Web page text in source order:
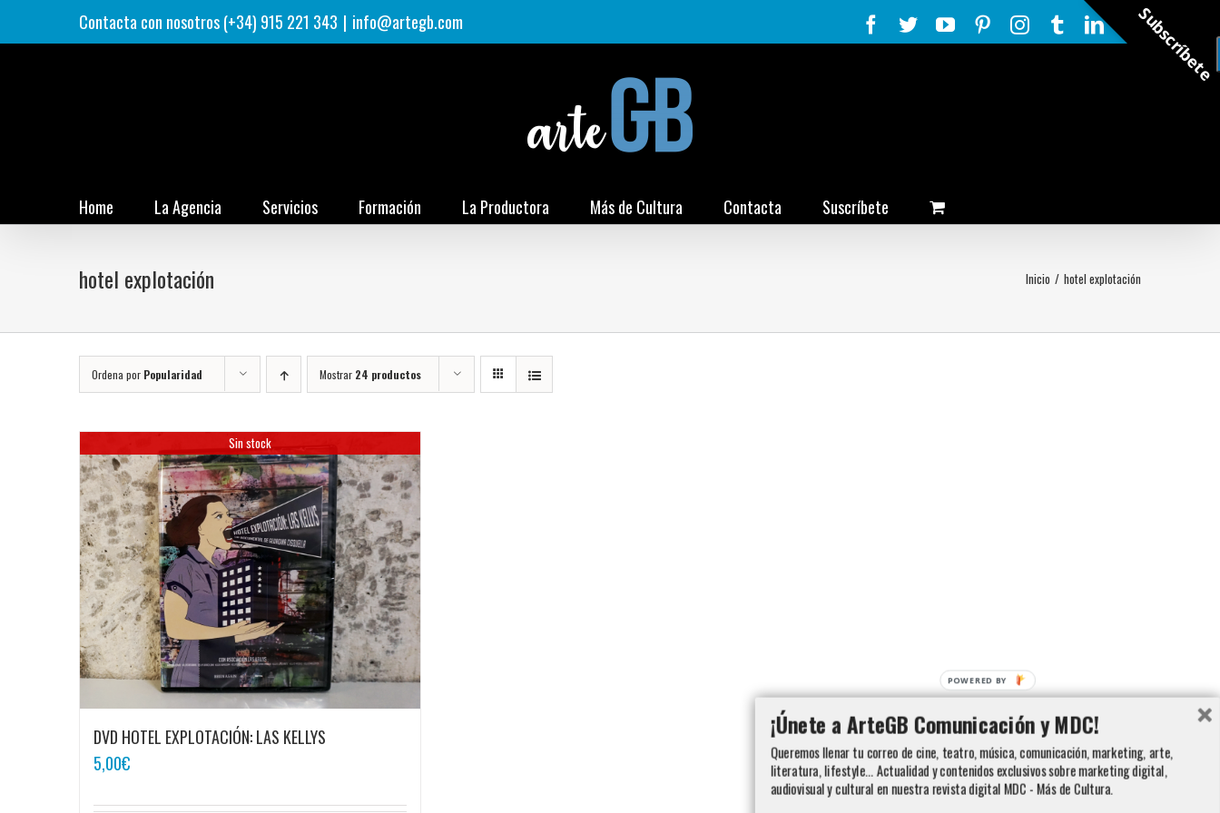
al
Contacta con nosotros (+34) 915 221 343 | info@artegb.com Facebook
TwitterYouTubePinterestInstagram
TumblrLinkedIn
Rss
Home La Agencia Servicios Formación La Productora Más de Cultura Contacta Suscríbete
hotel explotación Inicio / hotel explotación
Ordena por Popularidad Mostrar 24 productos
Sin stock
DVD HOTEL EXPLOTACIÓN: LAS KELLYS
5,00€
Subscríbete
¡Únete a ArteGB Comunicación y MDC!
Queremos llenar tu correo de cine, teatro, música, comunicación, marketing, arte,
literatura, lifestyle... Actualidad y contenidos exclusivos sobre marketing digital,
audiovisual y cultural en nuestra revista digital MDC - Más de Cultura.
POWERED BY